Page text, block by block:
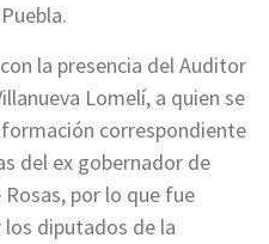
la presencia del Auditor
Lomelí, a quien se
correspondiente
del ex gobernador de
por lo que fue
diputados de la